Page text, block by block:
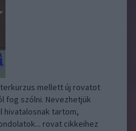
mellett új rovatot
fog szólni. Nevezhetjük
tartom,
rovat cikkeihez